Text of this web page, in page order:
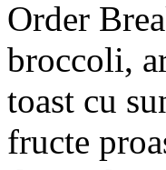
Order
broccoli,
toast cu
fructe